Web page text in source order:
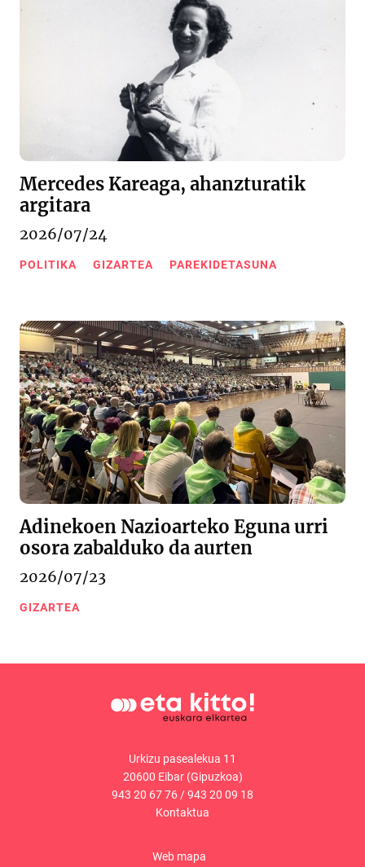
Mercedes Kareaga, ahanzturatik
argitara
2026/07/24
POLITIKA GIZARTEA PAREKIDETASUNA
Adinekoen Nazioarteko Eguna urri
osora zabalduko da aurten
2026/07/23
GIZARTEA
Urkizu pasealekua 11
20600 Eibar (Gipuzkoa)
943 20 67 76/943 20 09 18
Kontaktua
Web mapa